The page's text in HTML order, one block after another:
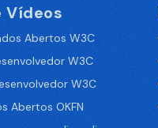
Vídeos
Abertos W3C
W3C
W3C
Abertos OKFN